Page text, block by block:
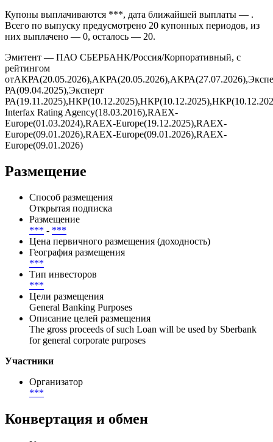
Купоны выплачиваются ***, дата ближайшей выплаты — .
Всего по выпуску предусмотрено 20 купонных периодов, из
них выплачено — 0, осталось — 20.
Эмитент — ПАО СБЕРБАНК/Россия/Корпоративный, с
рейтингом
РА(09.04.2025),Эксперт
Interfax Rating Agency(18.03.2016),RAEX-
Europe(01.03.2024),RAEX-Europe(19.12.2025),RAEX-
Europe(09.01.2026),RAEX-Europe(09.01.2026),RAEX-
Europe(09.01.2026)
Размещение
Способ размещения
Открытая подписка
Размещение
*** - ***
Цена первичного размещения (доходность)
География размещения
***
Тип инвесторов
***
Цели размещения
General Banking Purposes
Описание целей размещения
The gross proceeds of such Loan will be used by Sberbank
for general corporate purposes
Участники
Организатор
***
Конвертация и обмен